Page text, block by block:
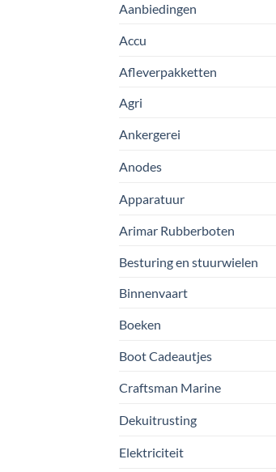
Aanbiedingen
Accu
Afleverpakketten
Agri
Ankergerei
Anodes
Apparatuur
Arimar Rubberboten
Besturing en stuurwielen
Binnenvaart
Boeken
Boot Cadeautjes
Craftsman Marine
Dekuitrusting
Elektriciteit